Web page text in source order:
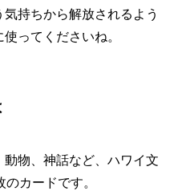
気持ちから解放されるよう
ってくださいね。
物、神話など、ハワイ文
カードです。